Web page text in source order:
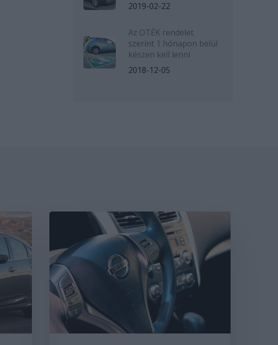
2019-02-22
Az OTÉK rendelet
szerint 1 hónapon belül
készen kell lenni
2018-12-05